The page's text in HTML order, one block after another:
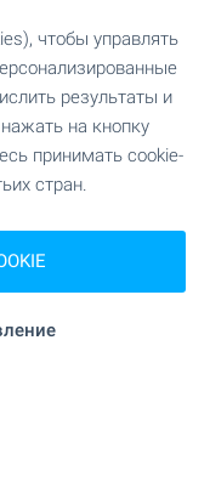
7
1
чтобы управлять
результаты и
на кнопку
принимать cookie-
стран.